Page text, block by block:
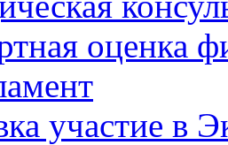
оценка
участие в